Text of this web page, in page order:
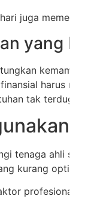
juga
yang
harus
tak terduga.
tenaga ahli
kurang
profesional